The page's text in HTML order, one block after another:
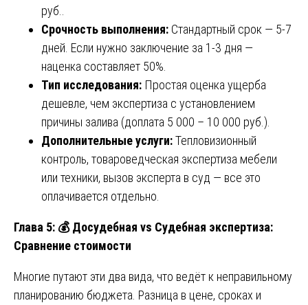
руб..
Срочность выполнения: Стандартный срок — 5-7
дней. Если нужно заключение за 1-3 дня —
наценка составляет 50%.
Тип исследования: Простая оценка ущерба
дешевле, чем экспертиза с установлением
причины залива (доплата 5 000 – 10 000 руб.).
Дополнительные услуги:Тепловизионный
контроль, товароведческая экспертиза мебели
или техники, вызов эксперта в суд — все это
оплачивается отдельно.
Глава 5: 💰Досудебная vs Судебная экспертиза:
Сравнение стоимости
Многие путают эти два вида, что ведёт к неправильному
планированию бюджета. Разница в цене, сроках и